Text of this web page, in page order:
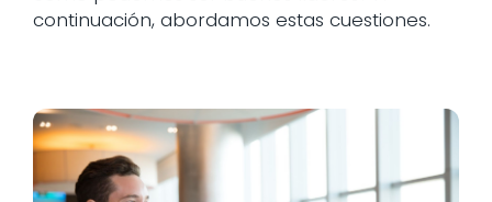
continuación, abordamos estas cuestiones.